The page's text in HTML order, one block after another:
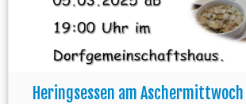
Heringsessen am Aschermittwoch